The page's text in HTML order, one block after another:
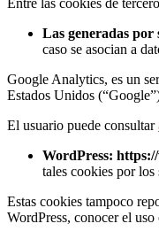
Entre las cookies de
Las generadas por
caso se asocian a
Google Analytics, es un
Estados Unidos
El usuario puede consultar
WordPress:
tales cookies por
Estas cookies tampoco
WordPress, conocer el